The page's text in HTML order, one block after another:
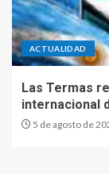
ACTUALIDAD
Las Termas
internacional
5 de agosto de